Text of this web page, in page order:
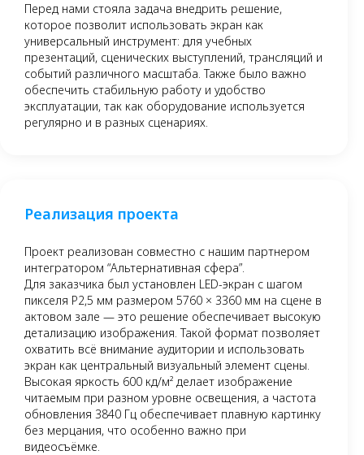
Перед нами стояла задача внедрить решение,
которое позволит использовать экран как
универсальный инструмент: для учебных
презентаций, сценических выступлений, трансляций и
событий различного масштаба. Также было важно
обеспечить стабильную работу и удобство
эксплуатации, так как оборудование используется
регулярно и в разных сценариях.
Реализация проекта
Проект реализован совместно с нашим партнером
интегратором “Альтернативная сфера”.
Для заказчика был установлен LED-экран с шагом
пикселя P2,5 мм размером 5760 × 3360 мм на сцене в
актовом зале — это решение обеспечивает высокую
детализацию изображения. Такой формат позволяет
охватить всё внимание аудитории и использовать
экран как центральный визуальный элемент сцены.
Высокая яркость 600 кд/м² делает изображение
читаемым при разном уровне освещения, а частота
обновления 3840 Гц обеспечивает плавную картинку
без мерцания, что особенно важно при
видеосъёмке.